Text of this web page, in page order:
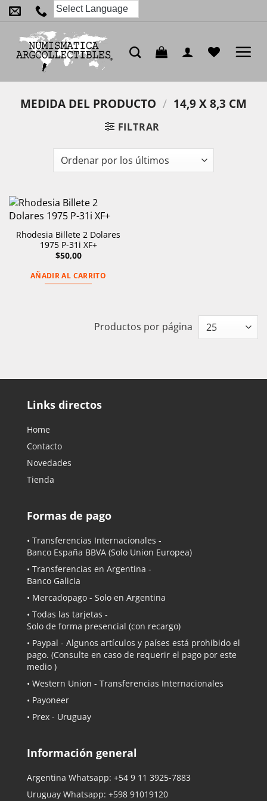
Saltar
al
contenido
MEDIDA DEL PRODUCTO / 14,9 X 8,3 CM
FILTRAR
Rhodesia Billete 2 Dolares
1975 P-31i XF+
$50,00
AÑADIR AL CARRITO
Productos por página
Links directos
Home
Contacto
Novedades
Tienda
Formas de pago
• Transferencias Internacionales -
Banco España BBVA (Solo Union Europea)
• Transferencias en Argentina -
Banco Galicia
• Mercadopago - Solo en Argentina
• Todas las tarjetas -
Solo de forma presencial (con recargo)
• Paypal - Algunos artículos y países está prohibido el
pago. (Consulte en caso de requerir el pago por este
medio )
• Western Union - Transferencias Internacionales
• Payoneer
• Prex - Uruguay
Información general
Argentina Whatsapp: +54 9 11 3925-7883
Uruguay Whatsapp: +598 91019120